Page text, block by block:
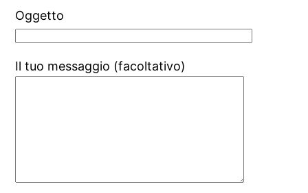
Oggetto
Il tuo messaggio (facoltativo)